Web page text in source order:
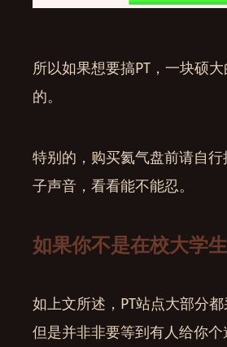
所以如果想要搞PT，一块硕
的。
特别的，购买氦气盘前请自
子声音，看看能不能忍。
如果你不是在校大学生
如上文所述，PT站点大部分都
但是并非非要等到有人给你